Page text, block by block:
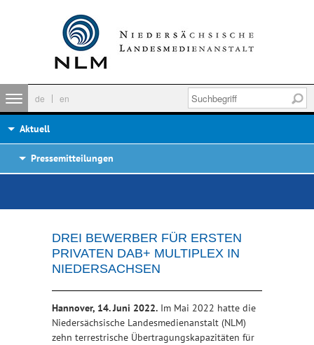
de en
Aktuell
Pressemitteilungen
DREI BEWERBER FÜR ERSTEN
PRIVATEN DAB+ MULTIPLEX IN
NIEDERSACHSEN
Hannover, 14. Juni 2022. Im Mai 2022 hatte die
Niedersächsische Landesmedienanstalt (NLM)
zehn terrestrische Übertragungskapazitäten für